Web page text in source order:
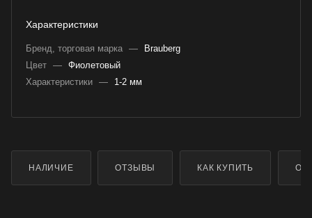
Характеристики
Бренд, торговая марка —
Brauberg
Цвет — Фиолетовый
Характеристики — 1-2 мм
НАЛИЧИЕ ОТЗЫВЫ КАК КУПИТЬ